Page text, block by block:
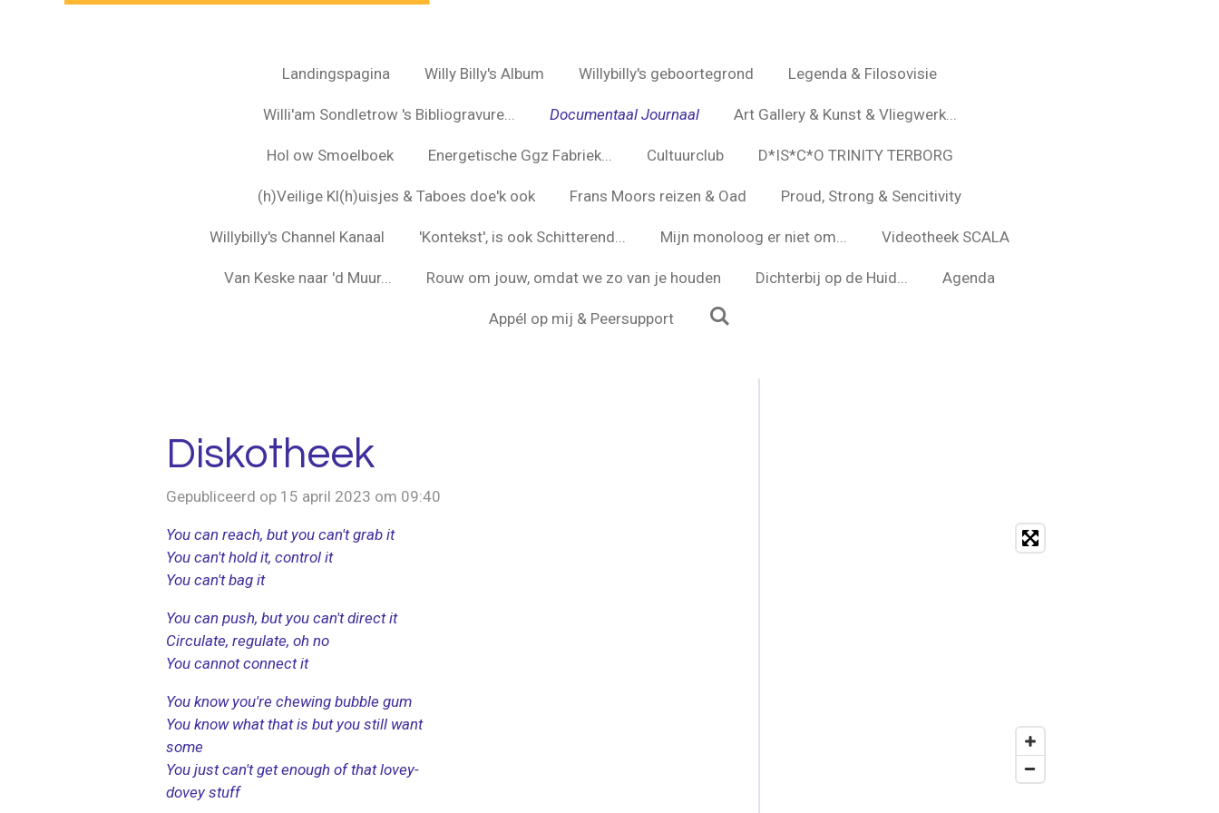
Landingspagina Willy Billy's Album Willybilly's geboortegrond Legenda & Filosovisie
Willi'am Sondletrow 's Bibliogravure... Documentaal Journaal Art Gallery & Kunst & Vliegwerk...
Hol ow Smoelboek Energetische Ggz Fabriek... Cultuurclub D*IS*C*O TRINITY TERBORG
(h)Veilige Kl(h)uisjes & Taboes doe'k ook Frans Moors reizen & Oad Proud, Strong & Sencitivity
Willybilly's Channel Kanaal 'Kontekst', is ook Schitterend... Mijn monoloog er niet om... Videotheek SCALA
Van Keske naar 'd Muur... Rouw om jouw, omdat we zo van je houden Dichterbij op de Huid... Agenda
Appél op mij & Peersupport
Diskotheek
Gepubliceerd op 15 april 2023 om 09:40
You can reach, but you can't grab it
You can't hold it, control it
You can't bag it
You can push, but you can't direct it
Circulate, regulate, oh no
You cannot connect it
You know you're chewing bubble gum
You know what that is but you still want
some
You just can't get enough of that lovey-
dovey stuff